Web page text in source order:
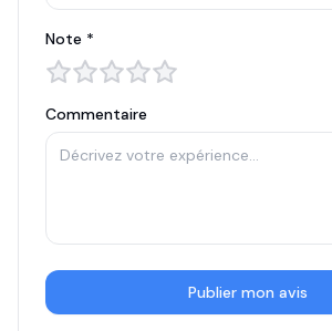
Note *
Commentaire
Publier mon avis